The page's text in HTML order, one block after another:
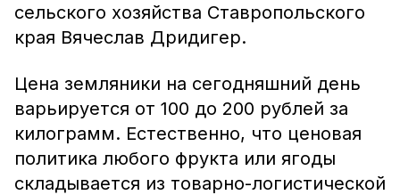
сельского хозяйства Ставропольского
края Вячеслав Дридигер.
Цена земляники на сегодняшний день
варьируется от 100 до 200 рублей за
килограмм. Естественно, что ценовая
политика любого фрукта или ягоды
складывается из товарно-логистической